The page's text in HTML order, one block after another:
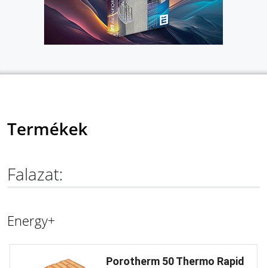
Termékek
Falazat:
Energy+
Porotherm 50 Thermo Rapid